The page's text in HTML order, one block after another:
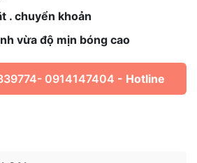
. chuyển khoản
vừa độ mịn bóng cao
0914147404 - Hotline